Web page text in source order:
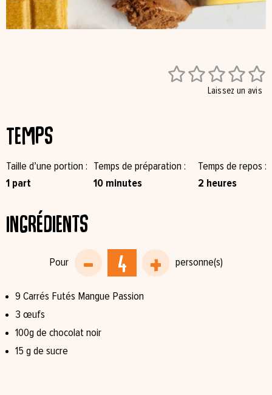

Laissez un avis
Temps
Taille d’une portion
1 part
Temps de préparation
10 minutes
Temps de repos
2 heures
Ingrédients
9 Carrés Futés Mangue Passion
3 œufs
100g de chocolat noir
15 g de sucre